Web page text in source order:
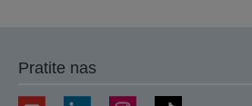
Pratite nas